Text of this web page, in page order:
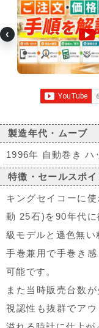
‹
製造年代・ムーブ
1996年 自動巻き ハ
特徴・セールスポイ
キングセイコーに
動 25石)を90年代
級モデルと遜色無
手巻兼用で手巻き
可能です。
また当時販売台数
視認性も抜群でア